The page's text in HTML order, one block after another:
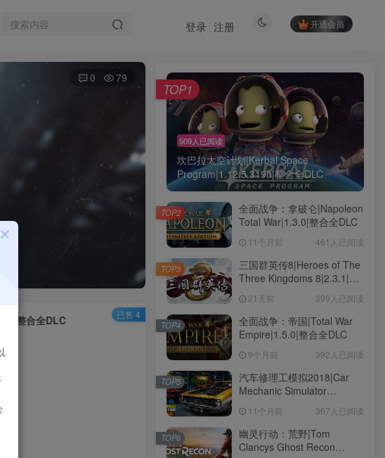
开通会员
登录 注册
0 79
整合全DLC 已售 4
509人已阅读
坎巴拉太空计划|Kerbal Space
Program|1.12.5.3190|整合全DLC
TOP1
全面战争：拿破仑|Napoleon
Total War|1.3.0|整合全DLC
11个月前 461人已阅读
TOP2
三国群英传8|Heroes of The
Three Kingdoms 8|2.3.1|整
21天前 399人已阅读
TOP3
全面战争：帝国|Total War
Empire|1.5.0|整合全DLC
9个月前 392人已阅读
TOP4
汽车修理工模拟2018|Car
Mechanic Simulator
11个月前 367人已阅读
TOP5
幽灵行动：荒野|Tom
Clancys Ghost Recon
TOP6